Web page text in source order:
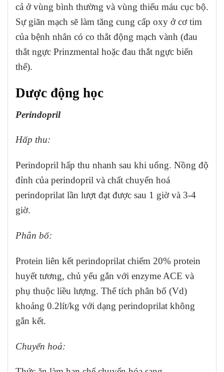
cả ở vùng bình thường và vùng thiếu máu cục bộ.
Sự giãn mạch sẽ làm tăng cung cấp oxy ở cơ tim
của bệnh nhân có co thắt động mạch vành (đau
thắt ngực Prinzmental hoặc đau thắt ngực biến
thể).
Dược động học
Perindopril
Hấp thu:
Perindopril hấp thu nhanh sau khi uống. Nồng độ
đỉnh của perindopril và chất chuyển hoá
perindoprilat lần lượt đạt được sau 1 giờ và 3-4
giờ.
Phân bố:
Protein liên kết perindoprilat chiếm 20% protein
huyết tương, chủ yếu gắn với enzyme ACE và
phụ thuộc liều lượng. Thể tích phân bố (Vd)
khoảng 0.2lít/kg với dạng perindoprilat không
gắn kết.
Chuyển hoá: